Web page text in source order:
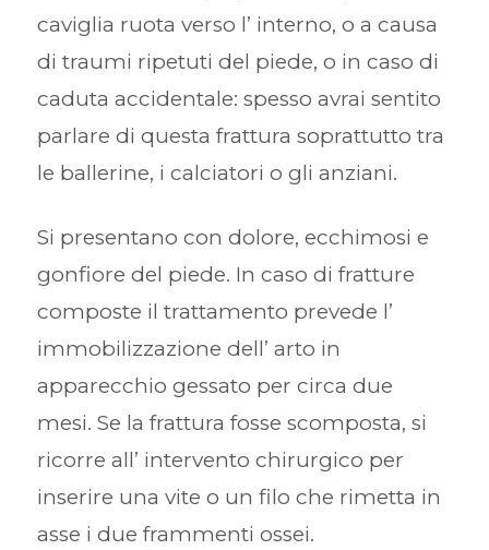
caviglia ruota verso l’ interno, o a causa
di traumi ripetuti del piede, o in caso di
caduta accidentale: spesso avrai sentito
parlare di questa frattura soprattutto tra
le ballerine, i calciatori o gli anziani.
Si presentano con dolore, ecchimosi e
gonfiore del piede. In caso di fratture
composte il trattamento prevede l’
immobilizzazione dell’ arto in
apparecchio gessato per circa due
mesi. Se la frattura fosse scomposta, si
ricorre all’ intervento chirurgico per
inserire una vite o un filo che rimetta in
asse i due frammenti ossei.